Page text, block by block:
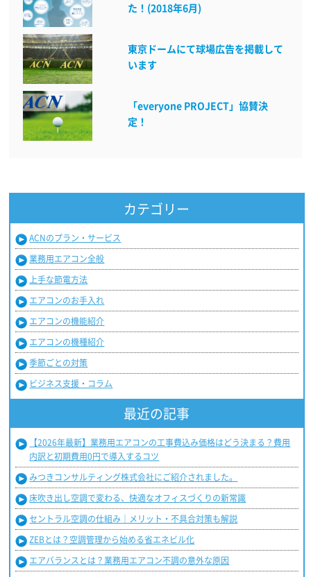
た！(2018年6月)
東京ドームにて球場広告を掲載して
います
「everyone PROJECT」協賛決
定！
カテゴリー
ACNのプラン・サービス
業務用エアコン全般
上手な節電方法
エアコンのお手入れ
エアコンの機能紹介
エアコンの機種紹介
季節ごとの対策
ビジネス支援・コラム
最近の記事
【2026年最新】業務用エアコンの工事費込み価格はどう決まる？費用
内訳と初期費用0円で導入するコツ
みつきコンサルティング株式会社にご紹介されました。
床吹き出し空調で変わる、快適なオフィスづくりの新常識
セントラル空調の仕組み｜メリット・不具合対策も解説
ZEBとは？空調管理から始める省エネビル化
エアバランスとは？業務用エアコン不調の意外な原因